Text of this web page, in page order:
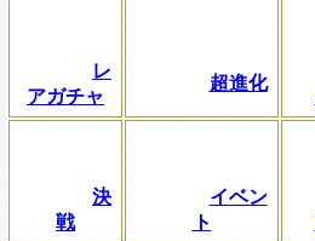
レ
アガチャ
超進化
決
戦
イベン
ト